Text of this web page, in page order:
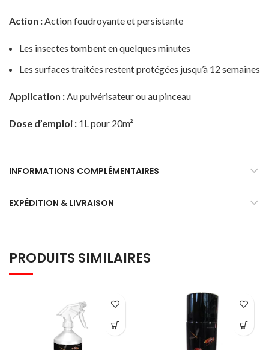
Action :Action foudroyante et persistante
Les insectes tombent en quelques minutes
Les surfaces traitées restent protégées jusqu’à 12 semaines
Application :Au pulvérisateur ou au pinceau
Dose d’emploi : 1L pour 20m²
INFORMATIONS COMPLÉMENTAIRES
EXPÉDITION & LIVRAISON
PRODUITS SIMILAIRES